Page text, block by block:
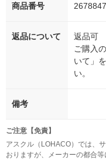
商品番号 2678847
返品について
返品可
ご購入
いて」
い。
備考
ご注意【免責】
アスクル（LOHACO）では、
おりますが、メーカーの都合